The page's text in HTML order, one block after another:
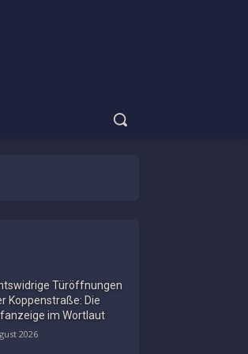
Türöffnungen
Koppenstraße: Die
im Wortlaut
2026